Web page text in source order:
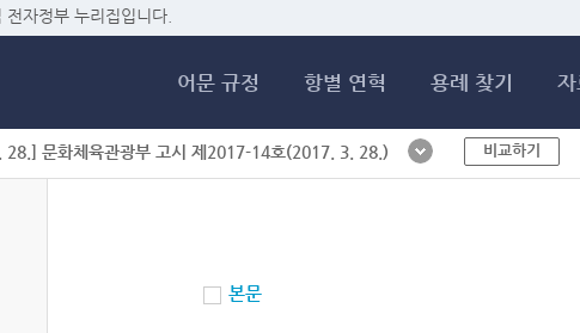
자정부 누리집입니다.
어문 규정 항별 연혁 용례 찾기 자
28.] 문화체육관광부 고시 제2017-14호(2017. 3. 28.) 비교하기
본문